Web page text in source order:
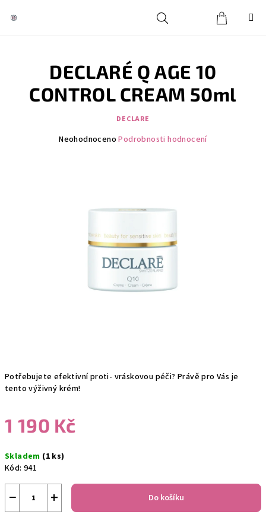
HledatPřihlášeníKošík
Potřebujete efektivní proti- vráskovou péči? Právě pro Vás je
tento výživný krém!
1 190 Kč
cena:
Skladem (1 ks)
Kód: 941
+
− Do košíku
DECLARÉ Q AGE 10
CONTROL CREAM 50ml
DECLARE
Průměrné
Neohodnoceno Podrobnosti hodnocení